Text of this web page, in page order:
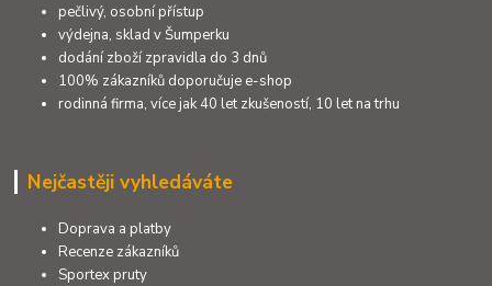
pečlivý, osobní přístup
výdejna, sklad v Šumperku
dodání zboží zpravidla do 3 dnů
100% zákazníků doporučuje e-shop
rodinná firma, více jak 40 let zkušeností, 10 let na trhu
Nejčastěji vyhledáváte
Doprava a platby
Recenze zákazníků
Sportex pruty